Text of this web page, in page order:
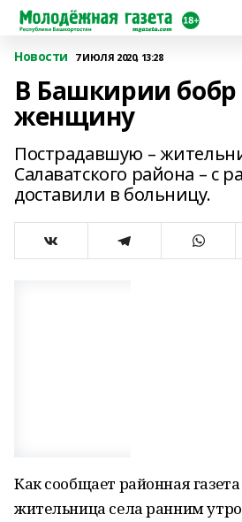
Новости 7 ИЮЛЯ 2020, 13:28
В Башкирии бобр
женщину
Пострадавшую –
Салаватского района – с
доставили в больницу.
Как сообщает районная
жительница села ранним